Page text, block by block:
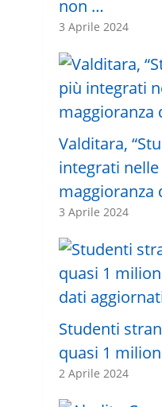
non …
3 Aprile 2024
Valditara,
integrati
maggioranza
3 Aprile 2024
Studenti
quasi 1
2 Aprile 2024